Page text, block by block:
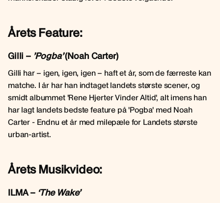
Årets Feature:
Gilli – ’Pogba’(Noah Carter)
Gilli har – igen, igen, igen – haft et år, som de færreste kan
matche. I år har han indtaget landets største scener, og
smidt albummet 'Rene Hjerter Vinder Altid', alt imens han
har lagt landets bedste feature på 'Pogba' med Noah
Carter - Endnu et år med milepæle for Landets største
urban-artist.
Årets Musikvideo:
ILMA – ‘The Wake’